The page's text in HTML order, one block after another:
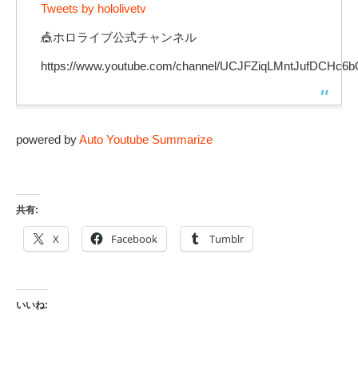
Tweets by hololivetv
🎪ホロライブ公式チャンネル
https://www.youtube.com/channel/
powered byAuto Youtube Summarize
共有:
X Facebook Tumblr
いいね: